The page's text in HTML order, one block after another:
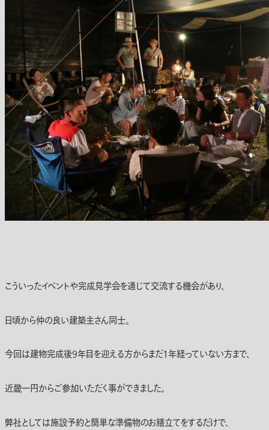
こういったイベントや完成見学会を通じて交流する機会があり、
日頃から仲の良い建築主さん同士。
今回は建物完成後9年目を迎える方からまだ1年経っていない方まで、
近畿一円からご参加いただく事ができました。
弊社としては施設予約と簡単な準備物のお膳立てをするだけで、